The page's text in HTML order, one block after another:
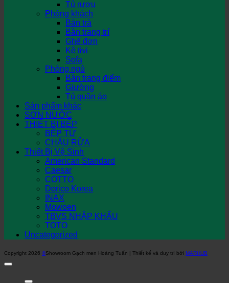
Tủ rượu
Phòng khách
Bàn trà
Bàn trang trí
Ghế đơn
Kệ tivi
Sofa
Phòng ngủ
Bàn trang điểm
Giường
Tủ quần áo
Sản phẩm khác
SƠN NƯỚC
THIẾT BỊ BẾP
BẾP TỪ
CHẬU RỬA
Thiết Bị Vệ Sinh
American Standard
Caesar
COTTO
Dorico Korea
INAX
Mowoen
TBVS NHẬP KHẨU
TOTO
Uncategorized
Copyright 2026 ©Showroom Gạch men Hoàng Tuấn | Thiết kế và duy trì bởi MARHUB